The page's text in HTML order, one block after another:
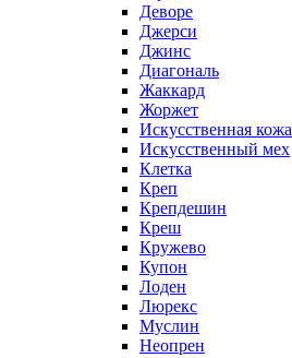
Деворе
Джерси
Джинс
Диагональ
Жаккард
Жоржет
Искусственная кожа
Искусственный мех
Клетка
Креп
Крепдешин
Креш
Кружево
Купон
Лоден
Люрекс
Муслин
Неопрен